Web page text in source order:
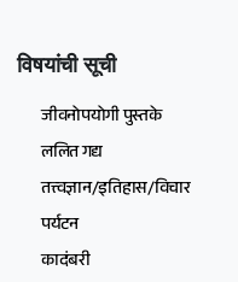
विषयांची सूची
जीवनोपयोगी पुस्तके
ललित गद्य
तत्त्वज्ञान/इतिहास/विचार
पर्यटन
कादंबरी